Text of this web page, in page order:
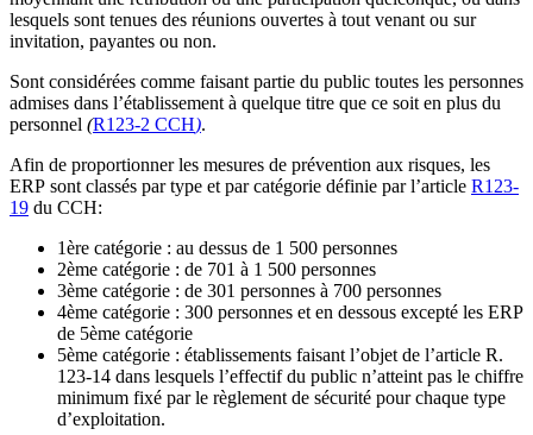
lesquels sont tenues des réunions ouvertes à tout venant ou sur
invitation, payantes ou non.
Sont considérées comme faisant partie du public toutes les personnes
admises dans l’établissement à quelque titre que ce soit en plus du
personnel (R123-2 CCH).
Afin de proportionner les mesures de prévention aux risques, les
ERP sont classés par type et par catégorie définie par l’article R123-
19 du CCH:
1ère catégorie : au dessus de 1 500 personnes
2ème catégorie : de 701 à 1 500 personnes
3ème catégorie : de 301 personnes à 700 personnes
4ème catégorie : 300 personnes et en dessous excepté les ERP
de 5ème catégorie
5ème catégorie : établissements faisant l’objet de l’article R.
123-14 dans lesquels l’effectif du public n’atteint pas le chiffre
minimum fixé par le règlement de sécurité pour chaque type
d’exploitation.